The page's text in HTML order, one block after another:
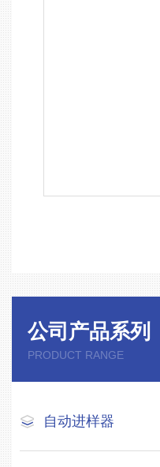
公司产品系列
PRODUCT RANGE
自动进样器